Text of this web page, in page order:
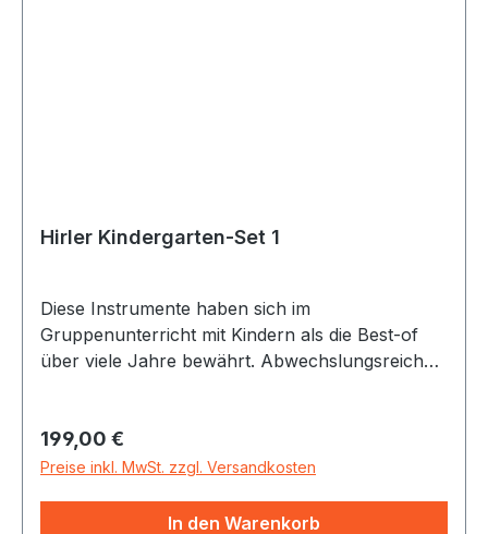
Hirler Kindergarten-Set 1
Diese Instrumente haben sich im
Gruppenunterricht mit Kindern als die Best-of
über viele Jahre bewährt. Abwechslungsreiche
High-light. Wenn zum Beispiel der Wasserfall
rauscht, das Zaphir oder die Klangschale die
hochwertiges und gleichzeitig vielfältig
Regulärer Preis:
199,00 €
Preise inkl. MwSt. zzgl. Versandkosten
In den Warenkorb